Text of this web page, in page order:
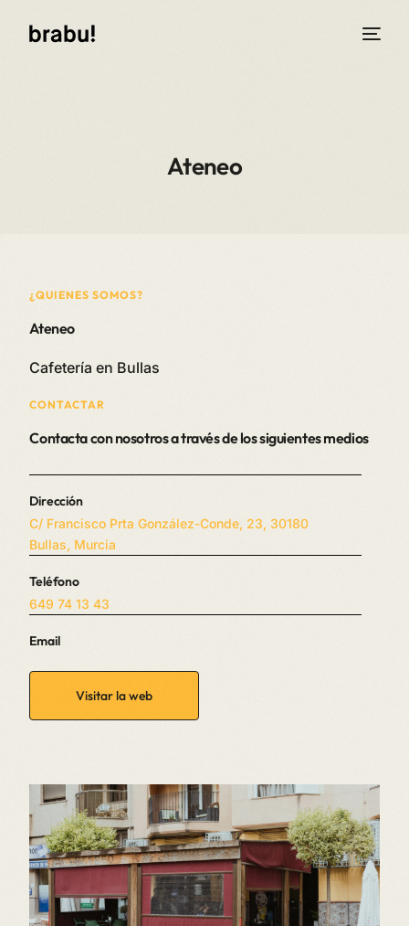
Ateneo
¿QUIENES SOMOS?
Ateneo
Cafetería en Bullas
CONTACTAR
Contacta con nosotros a través de los siguientes medios
Dirección
C/ Francisco Prta González-Conde, 23, 30180
Bullas, Murcia
Teléfono
649 74 13 43
Email
Visitar la web